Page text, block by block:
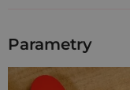
filcu
. Doskonałe
połówki! Dzięki
opakowania na
mężczyzn.
Parametry